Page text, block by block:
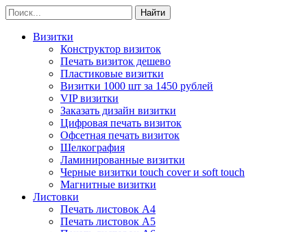
Визитки
Конструктор визиток
Печать визиток дешево
Пластиковые визитки
Визитки 1000 шт за 1450 рублей
VIP визитки
Заказать дизайн визитки
Цифровая печать визиток
Офсетная печать визиток
Шелкография
Ламинированные визитки
Черные визитки touch cover и soft touch
Магнитные визитки
Листовки
Печать листовок А4
Печать листовок А5